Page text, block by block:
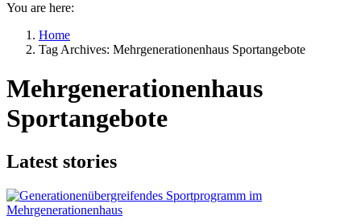
You are here:
Home
Tag Archives: Mehrgenerationenhaus Sportangebote
Mehrgenerationenhaus
Sportangebote
Latest stories